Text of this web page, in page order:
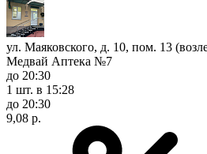
ул. Маяковского, д. 10, пом. 13
Медвай Аптека №7
до 20:30
1 шт. в 15:28
до 20:30
9,08 р.